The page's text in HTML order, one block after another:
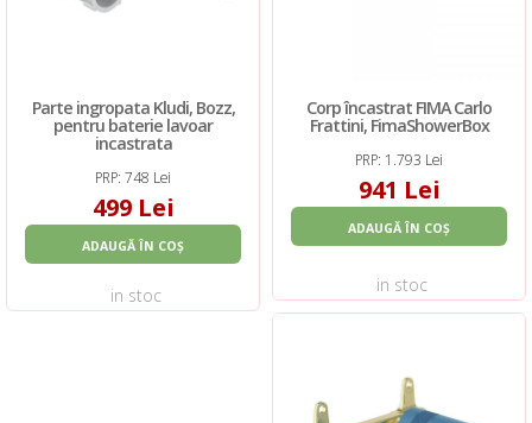
Parte ingropata Kludi, Bozz,
pentru baterie lavoar
incastrata
PRP: 748 Lei
499 Lei
ADAUGĂ ÎN COȘ
in stoc
Corp încastrat FIMA Carlo
Frattini, FimaShowerBox
PRP: 1.793 Lei
941 Lei
ADAUGĂ ÎN COȘ
in stoc